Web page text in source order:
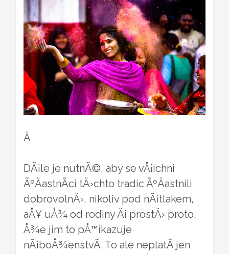
Â
DÃ¡le je nutnÃ©, aby se vÅ¡ichni
ÃºÄastnÃ­ci tÄ›chto tradic ÃºÄastnili
dobrovolnÄ›, nikoliv pod nÃ¡tlakem,
aÅ¥ uÅ¾ od rodiny Äi prostÄ› proto,
Å¾e jim to pÅ™ikazuje
nÃ¡boÅ¾enstvÃ­. To ale neplatÃ­ jen